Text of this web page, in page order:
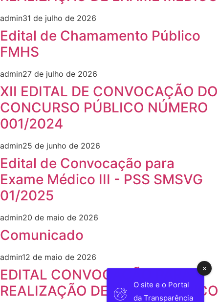
admin31 de julho de 2026
Edital de Chamamento Público
FMHS
admin27 de julho de 2026
XII EDITAL DE CONVOCAÇÃO DO
CONCURSO PÚBLICO NÚMERO
001/2024
admin25 de junho de 2026
Edital de Convocação para
Exame Médico III - PSS SMSVG
01/2025
admin20 de maio de 2026
Comunicado
admin12 de maio de 2026
EDITAL CONVOCAÇÃO PARA
REALIZAÇÃO DE EXAME MÉDICO
O site e o Portal
da Transparência